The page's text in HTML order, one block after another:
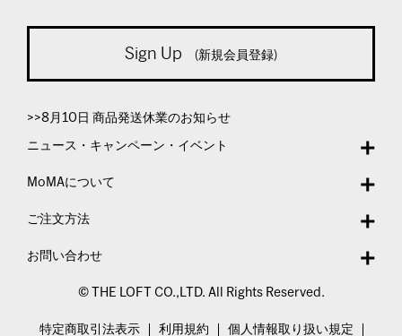
Sign Up (新規会員登録)
>>8月10日 商品発送休業のお知らせ
ニュース・キャンペーン・イベント
MoMAについて
ご注文方法
お問い合わせ
© THE LOFT CO.,LTD. All Rights Reserved.
特定商取引法表示 利用規約 個人情報取り扱い規定